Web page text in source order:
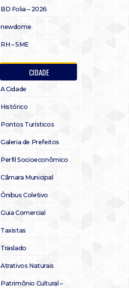
BD Folia – 2026
newdome
RH – SME
CIDADE
A Cidade
Histórico
Pontos Turísticos
Galeria de Prefeitos
Perfil Socioeconômico
Câmara Municipal
Ônibus Coletivo
Guia Comercial
Taxistas
Traslado
Atrativos Naturais
Patrimônio Cultural –